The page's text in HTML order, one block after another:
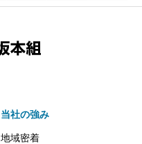
当社の強み
地域密着